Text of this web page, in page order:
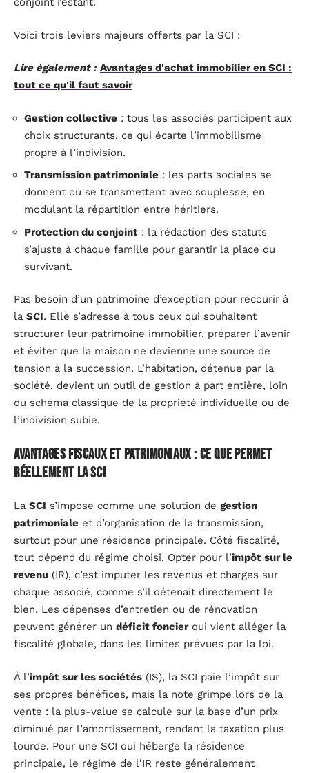
Voici trois leviers majeurs offerts par la SCI :
Lire également : Avantages d'achat immobilier en SCI :
tout ce qu'il faut savoir
Gestion collective : tous les associés participent aux
choix structurants, ce qui écarte l’immobilisme
propre à l’indivision.
Transmission patrimoniale : les parts sociales se
donnent ou se transmettent avec souplesse, en
modulant la répartition entre héritiers.
Protection du conjoint : la rédaction des statuts
s’ajuste à chaque famille pour garantir la place du
survivant.
Pas besoin d’un patrimoine d’exception pour recourir à
la SCI. Elle s’adresse à tous ceux qui souhaitent
structurer leur patrimoine immobilier, préparer l’avenir
et éviter que la maison ne devienne une source de
tension à la succession. L’habitation, détenue par la
société, devient un outil de gestion à part entière, loin
du schéma classique de la propriété individuelle ou de
l’indivision subie.
Avantages fiscaux et patrimoniaux : ce que permet
réellement la SCI
La SCI s’impose comme une solution de gestion
patrimoniale et d’organisation de la transmission,
surtout pour une résidence principale. Côté fiscalité,
tout dépend du régime choisi. Opter pour l’impôt sur le
revenu (IR), c’est imputer les revenus et charges sur
chaque associé, comme s’il détenait directement le
bien. Les dépenses d’entretien ou de rénovation
peuvent générer un déficit foncierqui vient alléger la
fiscalité globale, dans les limites prévues par la loi.
À l’impôt sur les sociétés (IS), la SCI paie l’impôt sur
ses propres bénéfices, mais la note grimpe lors de la
vente : la plus-value se calcule sur la base d’un prix
diminué par l’amortissement, rendant la taxation plus
lourde. Pour une SCI qui héberge la résidence
principale, le régime de l’IR reste généralement